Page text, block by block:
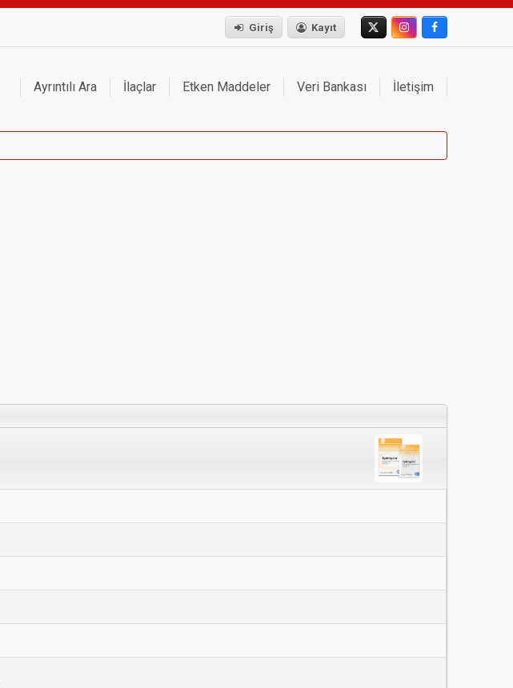
Giriş Kayıt
Ayrıntılı Ara İlaçlar Etken Maddeler Veri Bankası İletişim